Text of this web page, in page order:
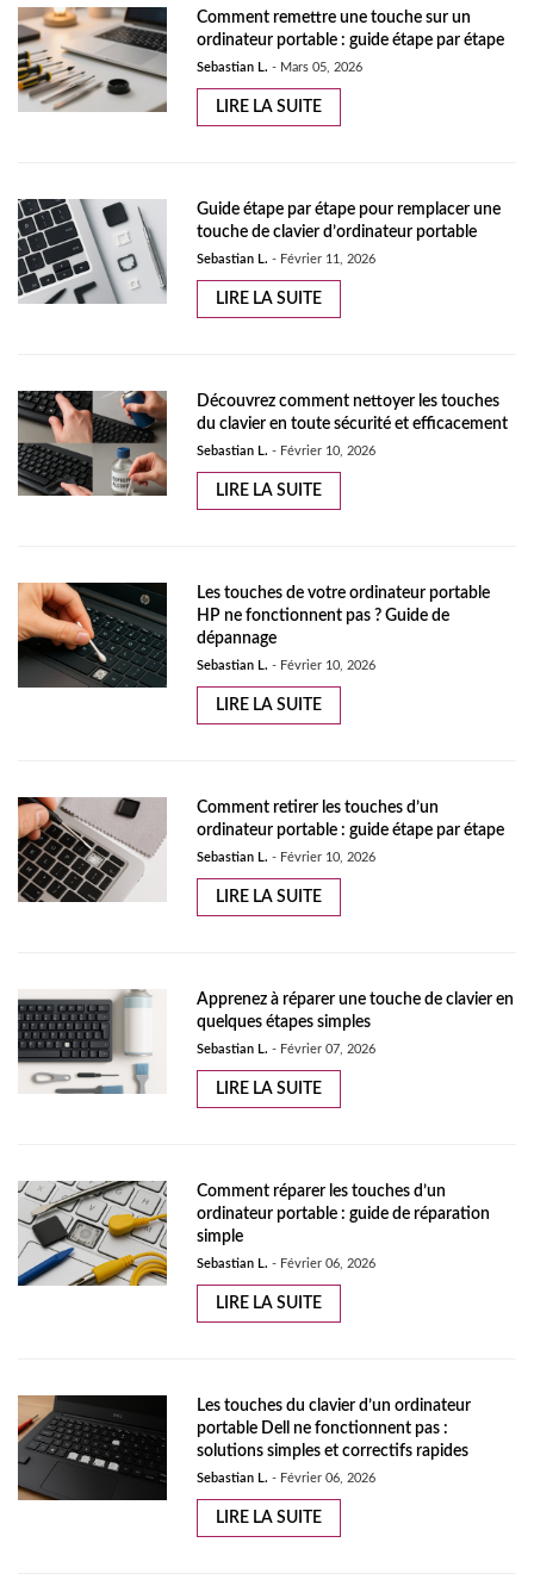
Comment remettre une touche sur un
ordinateur portable : guide étape par étape
Sebastian L.- Mars 05, 2026
LIRE LA SUITE
Guide étape par étape pour remplacer une
touche de clavier d’ordinateur portable
Sebastian L.- Février 11, 2026
LIRE LA SUITE
Découvrez comment nettoyer les touches
du clavier en toute sécurité et efficacement
Sebastian L.- Février 10, 2026
LIRE LA SUITE
Les touches de votre ordinateur portable
HP ne fonctionnent pas ? Guide de
dépannage
Sebastian L.- Février 10, 2026
LIRE LA SUITE
Comment retirer les touches d’un
ordinateur portable : guide étape par étape
Sebastian L.- Février 10, 2026
LIRE LA SUITE
Apprenez à réparer une touche de clavier en
quelques étapes simples
Sebastian L.- Février 07, 2026
LIRE LA SUITE
Comment réparer les touches d’un
ordinateur portable : guide de réparation
simple
Sebastian L.- Février 06, 2026
LIRE LA SUITE
Les touches du clavier d’un ordinateur
portable Dell ne fonctionnent pas :
solutions simples et correctifs rapides
Sebastian L.- Février 06, 2026
LIRE LA SUITE